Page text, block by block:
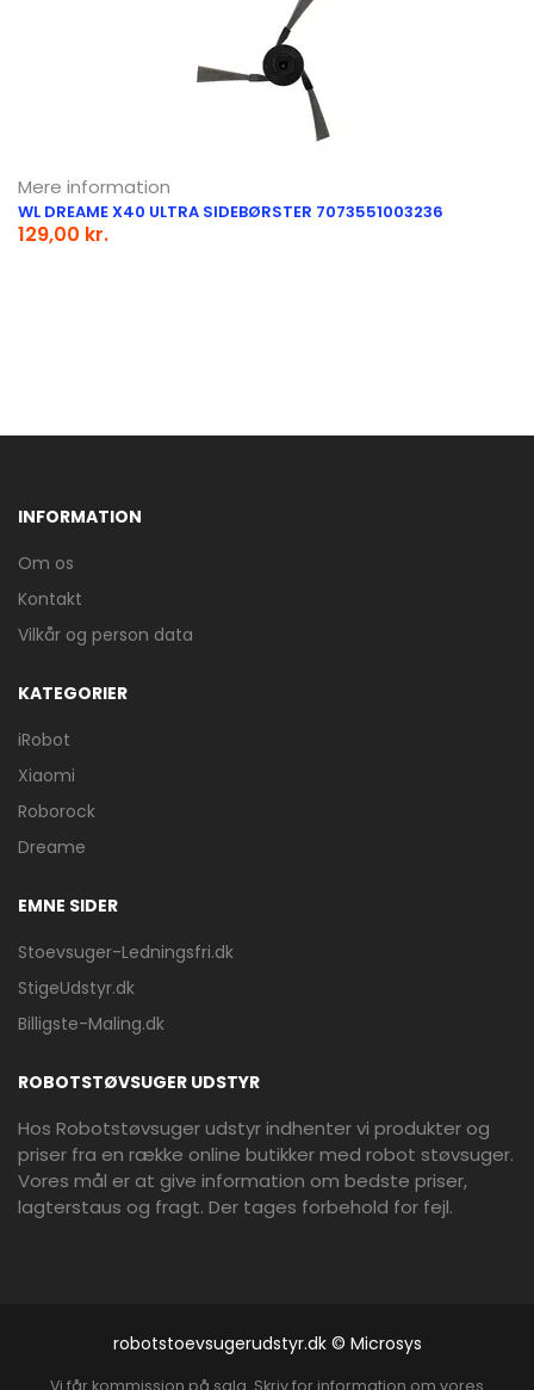
Mere information
WL DREAME X40 ULTRA SIDEBØRSTER 7073551003236
129,00 kr.
INFORMATION
Om os
Kontakt
Vilkår og person data
KATEGORIER
iRobot
Xiaomi
Roborock
Dreame
EMNE SIDER
Stoevsuger-Ledningsfri.dk
StigeUdstyr.dk
Billigste-Maling.dk
ROBOTSTØVSUGER UDSTYR
Hos Robotstøvsuger udstyr indhenter vi produkter og
priser fra en række online butikker med robot støvsuger.
Vores mål er at give information om bedste priser,
lagterstaus og fragt. Der tages forbehold for fejl.
robotstoevsugerudstyr.dk © Microsys
Vi får kommission på salg. Skriv for information om vores